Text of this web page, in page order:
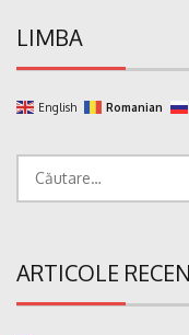
LIMBA
English Romanian
ARTICOLE